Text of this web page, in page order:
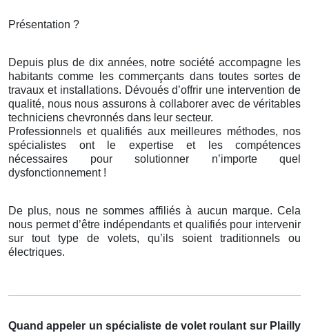
Présentation ?
Depuis plus de dix années, notre société accompagne les
habitants comme les commerçants dans toutes sortes de
travaux et installations. Dévoués d’offrir une intervention de
qualité, nous nous assurons à collaborer avec de véritables
techniciens chevronnés dans leur secteur.
Professionnels et qualifiés aux meilleures méthodes, nos
spécialistes ont le expertise et les compétences
nécessaires pour solutionner n’importe quel
dysfonctionnement !
De plus, nous ne sommes affiliés à aucun marque. Cela
nous permet d’être indépendants et qualifiés pour intervenir
sur tout type de volets, qu’ils soient traditionnels ou
électriques.
Quand appeler un spécialiste de volet roulant sur Plailly